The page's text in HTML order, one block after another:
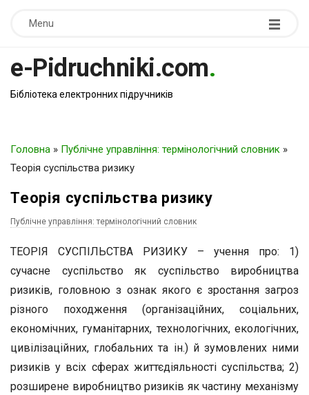
Menu
e-Pidruchniki.com.
Бібліотека електронних підручників
Головна » Публічне управління: термінологічний словник »
Теорія суспільства ризику
Теорія суспільства ризику
Публічне управління: термінологічний словник
ТЕОРІЯ СУСПІЛЬСТВА РИЗИКУ – учення про: 1)
сучасне суспільство як суспільство виробництва
ризиків, головною з ознак якого є зростання загроз
різного походження (організаційних, соціальних,
економічних, гуманітарних, технологічних, екологічних,
цивілізаційних, глобальних та ін.) й зумовлених ними
ризиків у всіх сферах життєдіяльності суспільства; 2)
розширене виробництво ризиків як частину механізму